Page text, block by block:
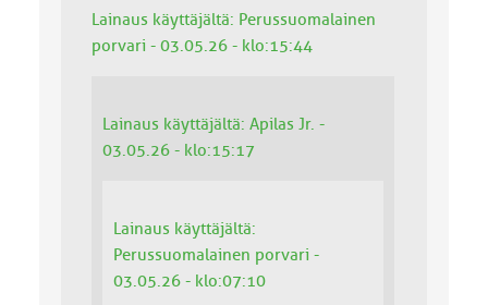
Lainaus käyttäjältä: Perussuomalainen
porvari - 03.05.26 - klo:15:44
Lainaus käyttäjältä: Apilas Jr. -
03.05.26 - klo:15:17
Lainaus käyttäjältä:
Perussuomalainen porvari -
03.05.26 - klo:07:10